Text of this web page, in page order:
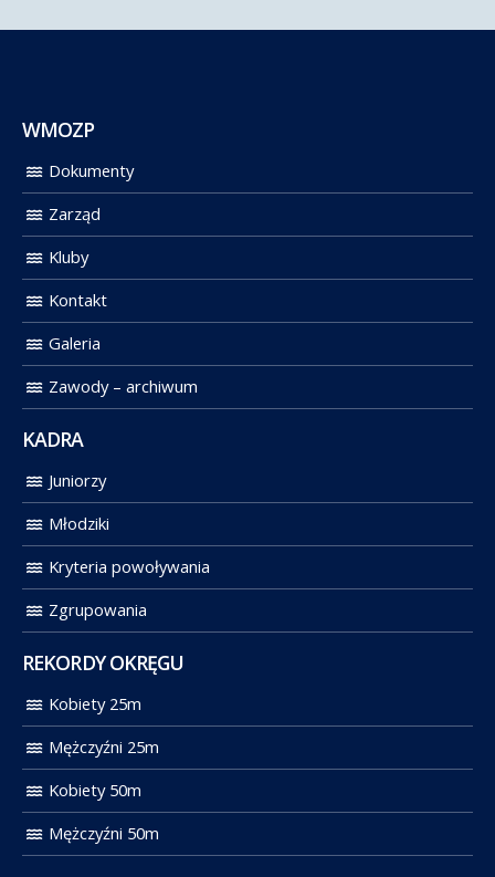
WMOZP
Dokumenty
Zarząd
Kluby
Kontakt
Galeria
Zawody – archiwum
KADRA
Juniorzy
Młodziki
Kryteria powoływania
Zgrupowania
REKORDY OKRĘGU
Kobiety 25m
Mężczyźni 25m
Kobiety 50m
Mężczyźni 50m